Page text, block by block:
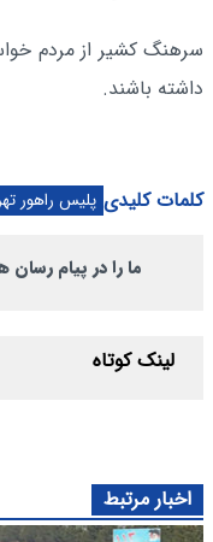
سرهنگ کشیر از مردم
داشته باشند.
کلمات کلیدی پلیس راهور
ما را در پیام رسان
لینک کوتاه
اخبار مرتبط